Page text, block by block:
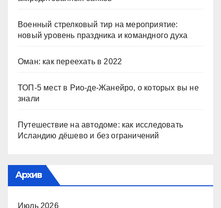
Военный стрелковый тир на мероприятие:
новый уровень праздника и командного духа
Оман: как переехать в 2022
ТОП-5 мест в Рио-де-Жанейро, о которых вы не
знали
Путешествие на автодоме: как исследовать
Исландию дёшево и без ограничений
Архив
Июль 2026